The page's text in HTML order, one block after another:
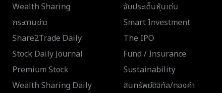
Wealth Sharing
กระดานข่าว
Share2Trade Daily
Stock Daily Journal
Premium Stock
Wealth Sharing Daily
จับประเด็นหุ้นเด่น
Smart Investment
The IPO
Fund / Insurance
Sustainability
สินทรัพย์ดิจิทัล/ทองคำ